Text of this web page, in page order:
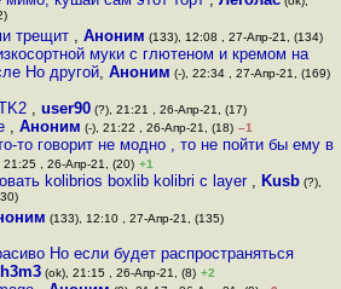
трещит , Аноним (133), 12:08 , 27-Апр-21, (134)
муки с глютеном и кремом на
Но другой, Аноним (-), 22:34 , 27-Апр-21, (169)
, user90(?), 21:21 , 26-Апр-21, (17)
, Аноним (-), 21:22 , 26-Апр-21, (18) –1
то говорит не модно , то не пойти бы ему в
21:25 , 26-Апр-21, (20) +1
kolibrios boxlib kolibri c layer , Kusb(?),
(133), 12:10 , 27-Апр-21, (135)
Но если будет распространяться
(ok), 21:15 , 26-Апр-21, (8) +2